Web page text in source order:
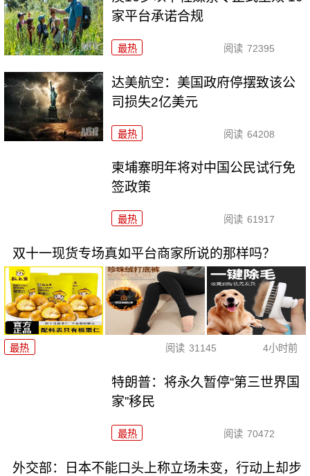
家平台承诺合规
最热 阅读 72395
达美航空：美国政府停摆致该公
司损失2亿美元
最热 阅读 64208
柬埔寨明年将对中国公民试行免
签政策
最热 阅读 61917
双十一现货专场真如平台商家所说的那样吗？
最热 阅读 31145 4小时前
特朗普：将永久暂停“第三世界国
家”移民
最热 阅读 70472
外交部：日本不能口头上称立场未变，行动上却步